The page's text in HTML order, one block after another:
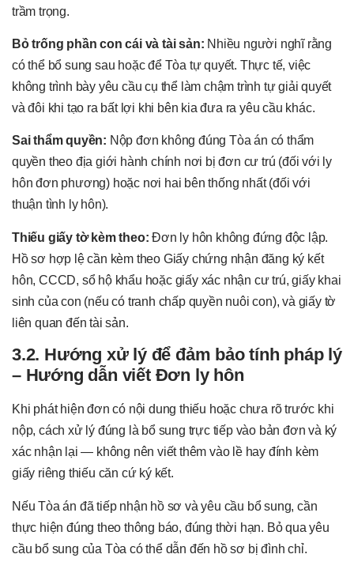
trầm trọng.
Bỏ trống phần con cái và tài sản: Nhiều người nghĩ rằng
có thể bổ sung sau hoặc để Tòa tự quyết. Thực tế, việc
không trình bày yêu cầu cụ thể làm chậm trình tự giải quyết
và đôi khi tạo ra bất lợi khi bên kia đưa ra yêu cầu khác.
Sai thẩm quyền: Nộp đơn không đúng Tòa án có thẩm
quyền theo địa giới hành chính nơi bị đơn cư trú (đối với ly
hôn đơn phương) hoặc nơi hai bên thống nhất (đối với
thuận tình ly hôn).
Thiếu giấy tờ kèm theo: Đơn ly hôn không đứng độc lập.
Hồ sơ hợp lệ cần kèm theo Giấy chứng nhận đăng ký kết
hôn, CCCD, sổ hộ khẩu hoặc giấy xác nhận cư trú, giấy khai
sinh của con (nếu có tranh chấp quyền nuôi con), và giấy tờ
liên quan đến tài sản.
3.2. Hướng xử lý để đảm bảo tính pháp lý
– Hướng dẫn viết Đơn ly hôn
Khi phát hiện đơn có nội dung thiếu hoặc chưa rõ trước khi
nộp, cách xử lý đúng là bổ sung trực tiếp vào bản đơn và ký
xác nhận lại — không nên viết thêm vào lề hay đính kèm
giấy riêng thiếu căn cứ ký kết.
Nếu Tòa án đã tiếp nhận hồ sơ và yêu cầu bổ sung, cần
thực hiện đúng theo thông báo, đúng thời hạn. Bỏ qua yêu
cầu bổ sung của Tòa có thể dẫn đến hồ sơ bị đình chỉ.